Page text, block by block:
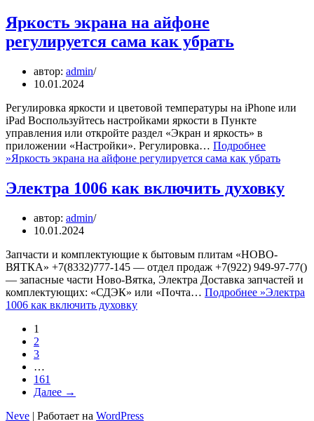
Яркость экрана на айфоне
регулируется сама как убрать
автор: admin
10.01.2024
Регулировка яркости и цветовой температуры на iPhone или
iPad Воспользуйтесь настройками яркости в Пункте
управления или откройте раздел «Экран и яркость» в
приложении «Настройки». Регулировка… Подробнее
»Яркость экрана на айфоне регулируется сама как убрать
Электра 1006 как включить духовку
автор: admin
10.01.2024
Запчасти и комплектующие к бытовым плитам «НОВО-
ВЯТКА» +7(8332)777-145 — отдел продаж +7(922) 949-97-77()
— запасные части Ново-Вятка, Электра Доставка запчастей и
комплектующих: «СДЭК» или «Почта… Подробнее »Электра
1006 как включить духовку
1
2
3
…
161
Далее →
Neve | Работает на WordPress